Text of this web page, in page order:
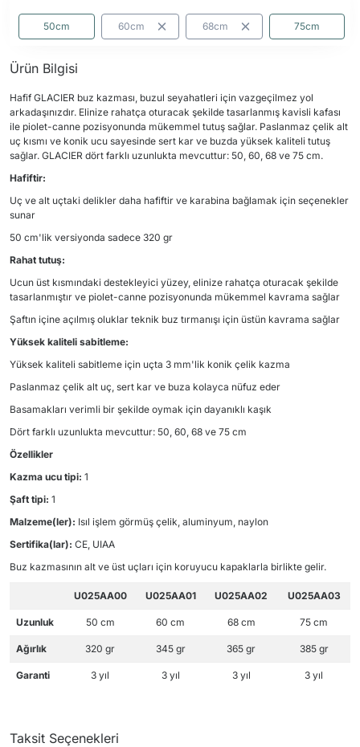
50cm 60cm 68cm 75cm
Ürün Bilgisi
Hafif GLACIER buz kazması, buzul seyahatleri için vazgeçilmez yol
arkadaşınızdır. Elinize rahatça oturacak şekilde tasarlanmış kavisli kafası
ile piolet-canne pozisyonunda mükemmel tutuş sağlar. Paslanmaz çelik alt
uç kısmı ve konik ucu sayesinde sert kar ve buzda yüksek kaliteli tutuş
sağlar. GLACIER dört farklı uzunlukta mevcuttur: 50, 60, 68 ve 75 cm.
Hafiftir:
Uç ve alt uçtaki delikler daha hafiftir ve karabina bağlamak için seçenekler
sunar
50 cm'lik versiyonda sadece 320 gr
Rahat tutuş:
Ucun üst kısmındaki destekleyici yüzey, elinize rahatça oturacak şekilde
tasarlanmıştır ve piolet-canne pozisyonunda mükemmel kavrama sağlar
Şaftın içine açılmış oluklar teknik buz tırmanışı için üstün kavrama sağlar
Yüksek kaliteli sabitleme:
Yüksek kaliteli sabitleme için uçta 3 mm'lik konik çelik kazma
Paslanmaz çelik alt uç, sert kar ve buza kolayca nüfuz eder
Basamakları verimli bir şekilde oymak için dayanıklı kaşık
Dört farklı uzunlukta mevcuttur: 50, 60, 68 ve 75 cm
Özellikler
Kazma ucu tipi: 1
Şaft tipi: 1
Malzeme(ler): Isıl işlem görmüş çelik, aluminyum, naylon
Sertifika(lar): CE, UIAA
Buz kazmasının alt ve üst uçları için koruyucu kapaklarla birlikte gelir.
U025AA00 U025AA01 U025AA02 U025AA03
Uzunluk 50 cm 60 cm 68 cm 75 cm
Ağırlık 320 gr 345 gr 365 gr 385 gr
Garanti 3 yıl 3 yıl 3 yıl 3 yıl
Taksit Seçenekleri